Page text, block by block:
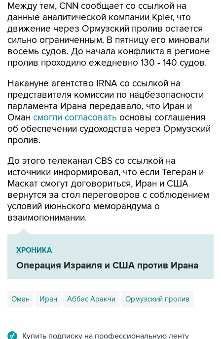
Между тем, CNN сообщает со ссылкой на
данные аналитической компании Kpler, что
движение через Ормузский пролив остается
сильно ограниченным. В пятницу его миновали
восемь судов. До начала конфликта в регионе
пролив проходило ежедневно 130 - 140 судов.
Накануне агентство IRNA со ссылкой на
представителя комиссии по нацбезопасности
парламента Ирана передавало, что Иран и
Оман смогли согласовать основы соглашения
об обеспечении судоходства через Ормузский
пролив.
До этого телеканал CBS со ссылкой на
источники информировал, что если Тегеран и
Маскат смогут договориться, Иран и США
вернутся за стол переговоров с соблюдением
условий июньского меморандума о
взаимопонимании.
ХРОНИКА
Операция Израиля и США против Ирана
Оман Иран Аббас Аракчи Ормузский пролив
Купить подписку на профессиональную ленту